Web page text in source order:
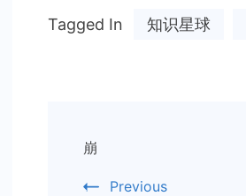
Tagged In 知识星球
Navigation
崩
Previous